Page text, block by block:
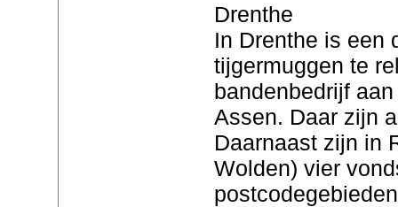
Drenthe
In Drenthe is een
tijgermuggen te
bandenbedrijf
Assen. Daar zijn
Daarnaast zijn in
Wolden) vier